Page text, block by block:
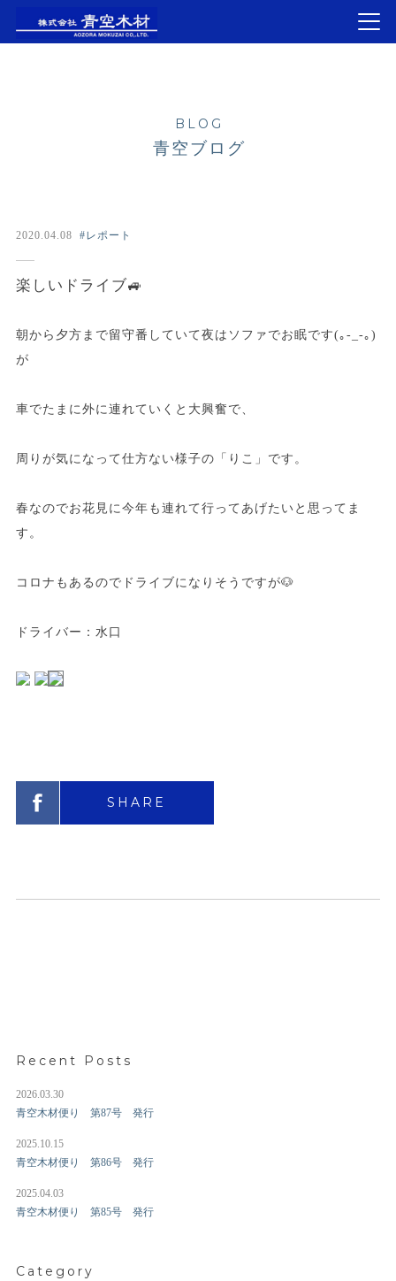
BLOG
青空ブログ
Recent Posts
2026.03.30
青空木材便り 第87号 発行
2025.10.15
青空木材便り 第86号 発行
2025.04.03
青空木材便り 第85号 発行
Category
2020.04.08 #レポート
楽しいドライブ🚙
朝から夕方まで留守番していて夜はソファでお眠です(｡-_-｡)
が
車でたまに外に連れていくと大興奮で、
周りが気になって仕方ない様子の「りこ」です。
春なのでお花見に今年も連れて行ってあげたいと思ってま
す。
コロナもあるのでドライブになりそうですが🐶
ドライバー：水口
SHARE